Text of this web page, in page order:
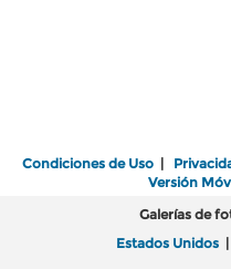
Condiciones de Uso |
Versión
Galerías de
Estados Unidos |